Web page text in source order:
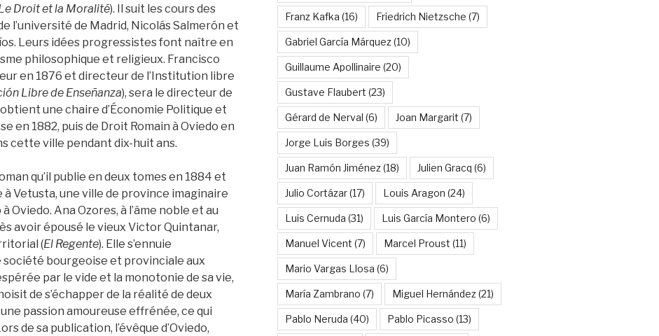
Droit et la Moralité). Il suit les cours des
l’université de Madrid, Nicolás Salmerón et
Leurs idées progressistes font naître en
philosophique et religieux. Francisco
en 1876 et directeur de l’Institution libre
Libre de Enseñanza), sera le directeur de
une chaire d’Économie Politique et
en 1882, puis de Droit Romain à Oviedo en
cette ville pendant dix-huit ans.
qu’il publie en deux tomes en 1884 et
à Vetusta, une ville de province imaginaire
Oviedo. Ana Ozores, à l’âme noble et au
avoir épousé le vieux Victor Quintanar,
(El Regente). Elle s’ennuie
bourgeoise et provinciale aux
par le vide et la monotonie de sa vie,
de s’échapper de la réalité de deux
passion amoureuse effrénée, ce qui
de sa publication, l’évêque d’Oviedo,
Franz Kafka (16) Friedrich Nietzsche (7)
Gabriel García Márquez(10)
Guillaume Apollinaire (20)
Gustave Flaubert (23)
Gérard de Nerval (6) Joan Margarit (7)
Jorge Luis Borges (39)
Juan Ramón Jiménez(18) Julien Gracq (6)
Julio Cortázar(17) Louis Aragon (24)
Luis Cernuda (31) Luis García Montero (6)
Manuel Vicent (7) Marcel Proust (11)
Mario Vargas Llosa (6)
María Zambrano (7) Miguel Hernández(21)
Pablo Neruda (40) Pablo Picasso (13)